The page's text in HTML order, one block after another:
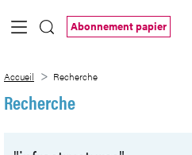
Saut au contenu principal
Abonnement papier
Accueil Recherche
Recherche